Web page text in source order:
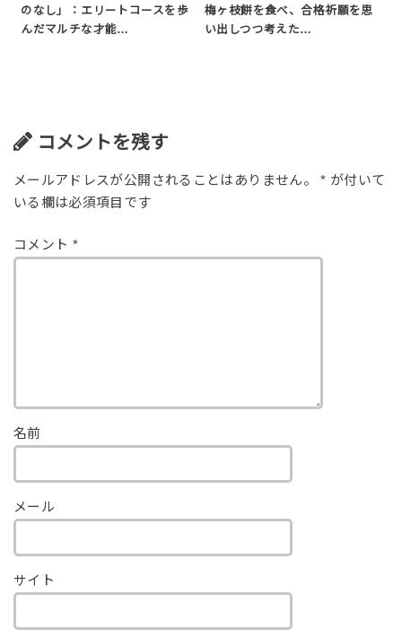
のなし」：エリートコースを歩
んだマルチな才能…
梅ヶ枝餅を食べ、合格祈願を思
い出しつつ考えた…
コメントを残す
メールアドレスが公開されることはありません。 * が付いて
いる欄は必須項目です
コメント *
名前
メール
サイト